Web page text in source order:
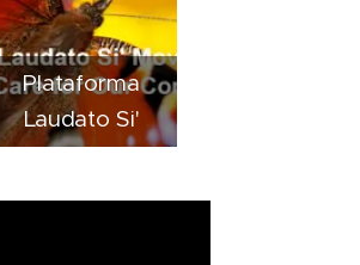
Plataforma
Laudato Si'